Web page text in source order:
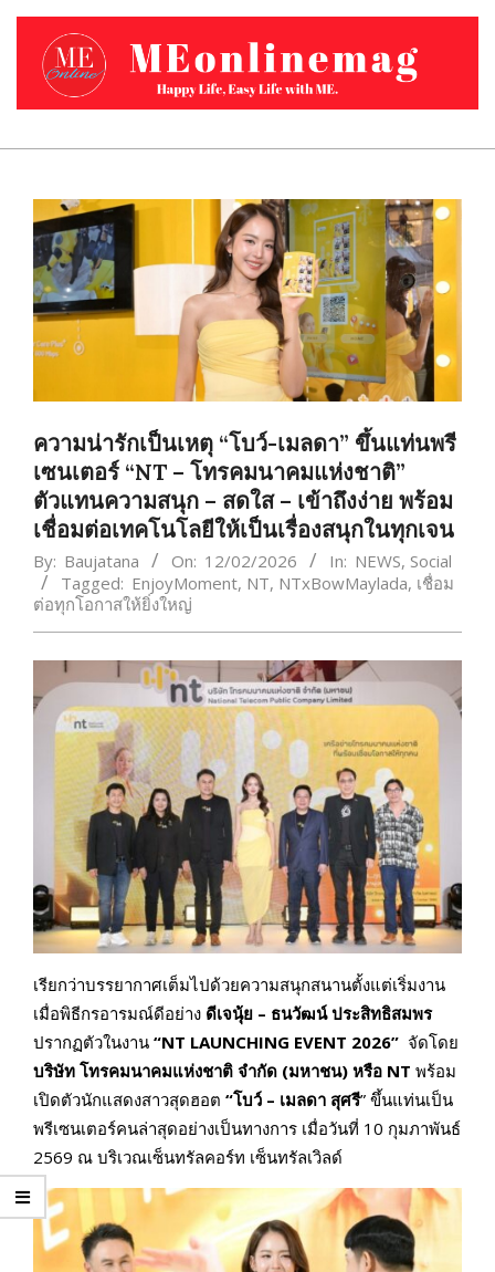
Skip
content
Primary
ความน่ารักเป็นเหตุ “โบว์-เมลดา” ขึ้นแท่นพรี
เซนเตอร์ “NT – โทรคมนาคมแห่งชาติ”
ตัวแทนความสนุก – สดใส – เข้าถึงง่าย พร้อม
เชื่อมต่อเทคโนโลยีให้เป็นเรื่องสนุกในทุกเจน
By: Baujatana On: 12/02/2026 In: NEWS, Social
Tagged: EnjoyMoment, NT, NTxBowMaylada, เชื่อม
ต่อทุกโอกาสให้ยิ่งใหญ่
เรียกว่าบรรยากาศเต็มไปด้วยความสนุกสนานตั้งแต่เริ่มงาน
เมื่อพิธีกรอารมณ์ดีอย่าง ดีเจนุ้ย – ธนวัฒน์ ประสิทธิสมพร
ปรากฏตัวในงาน “NT LAUNCHING EVENT 2026” จัดโดย
บริษัท โทรคมนาคมแห่งชาติ จำกัด (มหาชน) หรือ NT พร้อม
เปิดตัวนักแสดงสาวสุดฮอต “โบว์ – เมลดา สุศรี” ขึ้นแท่นเป็น
พรีเซนเตอร์คนล่าสุดอย่างเป็นทางการ เมื่อวันที่ 10 กุมภาพันธ์
2569 ณ บริเวณเซ็นทรัลคอร์ท เซ็นทรัลเวิลด์